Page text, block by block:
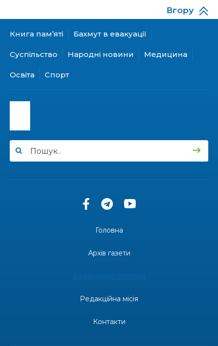
місія
Книга пам’яті Бахмут в евакуації
Суспільство Народні новини Медицина
Освіта Спорт
Вгору
Головна
Архів газети
Редакційна політика
Редакційна місія
Контакти